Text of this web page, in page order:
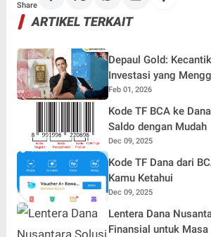
Share
ARTIKEL TERKAIT
Depaul Gold:
Investasi yang
Feb 01, 2026
Kode TF BCA ke
Saldo dengan Mudah
Dec 09, 2025
Kode TF Dana dari
Kamu Ketahui
Dec 09, 2025
Lentera Dana
Finansial untuk Masa